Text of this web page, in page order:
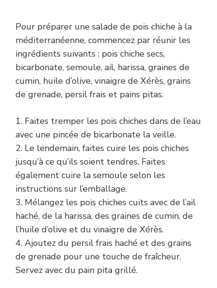
Pour préparer une salade de pois chiche à la
méditerranéenne, commencez par réunir les
ingrédients suivants : pois chiche secs,
bicarbonate, semoule, ail, harissa, graines de
cumin, huile d’olive, vinaigre de Xérès, grains
de grenade, persil frais et pains pitas.
1. Faites tremper les pois chiches dans de l’eau
avec une pincée de bicarbonate la veille.
2. Le lendemain, faites cuire les pois chiches
jusqu’à ce qu’ils soient tendres. Faites
également cuire la semoule selon les
instructions sur l’emballage.
3. Mélangez les pois chiches cuits avec de l’ail
haché, de la harissa, des graines de cumin, de
l’huile d’olive et du vinaigre de Xérès.
4. Ajoutez du persil frais haché et des grains
de grenade pour une touche de fraîcheur.
Servez avec du pain pita grillé.